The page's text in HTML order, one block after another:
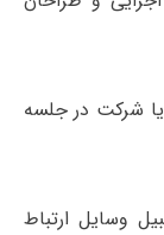
شرکت در جلسه
وسایل ارتباط